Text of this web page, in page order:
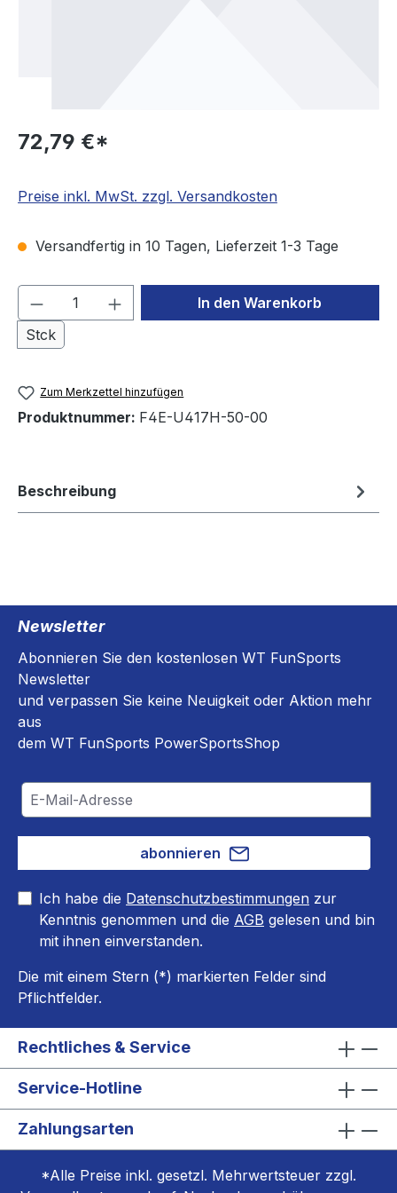
72,79 €*
Preise inkl. MwSt. zzgl. Versandkosten
Versandfertig in 10 Tagen, Lieferzeit 1-3 Tage
Produkt Anzahl: Gib den
Stck
In den Warenkorb
Zum Merkzettel hinzufügen
Produktnummer: F4E-U417H-50-00
Beschreibung
Newsletter
Abonnieren Sie den kostenlosen WT FunSports
Newsletter
und verpassen Sie keine Neuigkeit oder Aktion mehr
aus
dem WT FunSports PowerSportsShop
abonnieren
Ich habe die Datenschutzbestimmungen zur
Kenntnis genommen und die AGB gelesen und bin
mit ihnen einverstanden.
Die mit einem Stern (*) markierten Felder sind
Pflichtfelder.
Rechtliches & Service
Service-Hotline
Zahlungsarten
*Alle Preise inkl. gesetzl. Mehrwertsteuer zzgl.